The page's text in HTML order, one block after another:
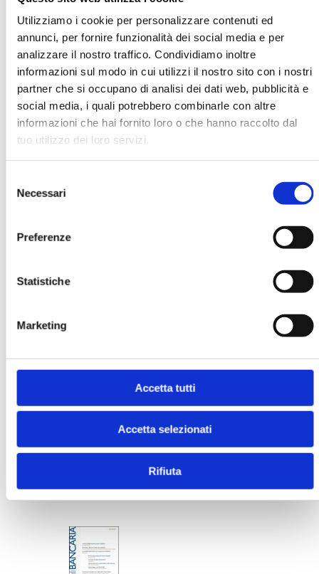
Utilizziamo i cookie per personalizzare contenuti ed
annunci, per fornire funzionalità dei social media e per
analizzare il nostro traffico. Condividiamo inoltre
informazioni sul modo in cui utilizzi il nostro sito con i nostri
partner che si occupano di analisi dei dati web, pubblicità e
social media, i quali potrebbero combinarle con altre
informazioni che hai fornito loro o che hanno raccolto dal
tuo utilizzo dei loro servizi.
delNecessari
Preferenze
Statistiche
Marketing
Accetta tutti
Accetta selezionati
Rifiuta
MOSTRA
MK N. 2/2022
BANCARIA N. 10/2018
MOSTRA